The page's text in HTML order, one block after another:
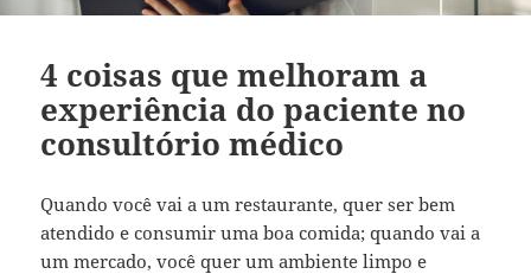
4 coisas que melhoram a
experiência do paciente no
consultório médico
Quando você vai a um restaurante, quer ser bem
atendido e consumir uma boa comida; quando vai a
um mercado, você quer um ambiente limpo e